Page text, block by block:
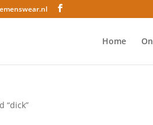
Home
“dick”